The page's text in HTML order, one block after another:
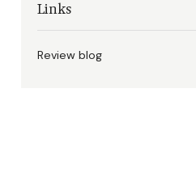
Links
Review blog